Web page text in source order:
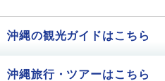
沖縄の観光ガイドはこちら
沖縄旅行・ツアーはこちら